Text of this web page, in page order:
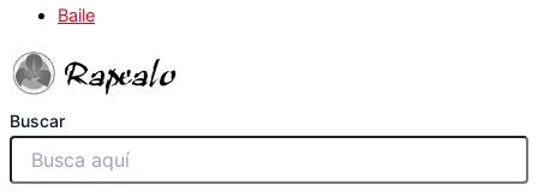
Baile
Buscar